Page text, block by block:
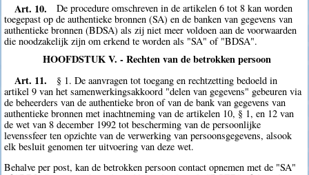
Art. 10.
De procedure omschreven in de artikelen 6 tot 8 kan worden
toegepast op de authentieke bronnen (SA) en de banken van gegevens van
authentieke bronnen (BDSA) als zij niet meer voldoen aan de voorwaarden
die noodzakelijk zijn om erkend te worden als "SA" of "BDSA".
HOOFDSTUK V. - Rechten van de betrokken persoon
Art. 11.
§ 1. De aanvragen tot toegang en rechtzetting bedoeld in
artikel 9 van het samenwerkingsakkoord "delen van gegevens" gebeuren via
de beheerders van de authentieke bron of van de bank van gegevens van
authentieke bronnen met inachtneming van de artikelen 10, § 1, en 12 van
de wet van 8 december 1992 tot bescherming van de persoonlijke
levenssfeer ten opzichte van de verwerking van persoonsgegevens, alsook
elk besluit genomen ter uitvoering van deze wet.
Behalve per post, kan de betrokken persoon contact opnemen met de "SA"